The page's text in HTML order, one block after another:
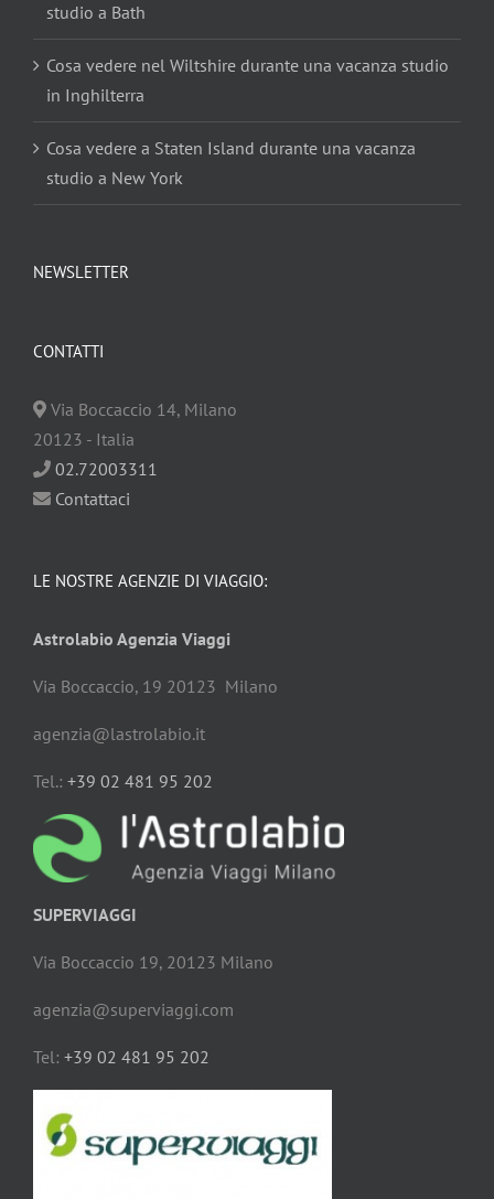
studio a Bath
Cosa vedere nel Wiltshire durante una vacanza studio
in Inghilterra
Cosa vedere a Staten Island durante una vacanza
studio a New York
NEWSLETTER
CONTATTI
Via Boccaccio 14, Milano
20123 - Italia
02.72003311
Contattaci
LE NOSTRE AGENZIE DI VIAGGIO:
Astrolabio Agenzia Viaggi
Via Boccaccio, 19 20123 Milano
agenzia@lastrolabio.it
Tel.: +39 02 481 95 202
SUPERVIAGGI
Via Boccaccio 19, 20123 Milano
agenzia@superviaggi.com
Tel: +39 02 481 95 202